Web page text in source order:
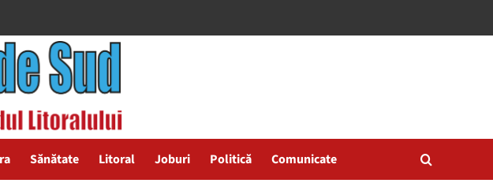
Sănătate Litoral Joburi Politică Comunicate